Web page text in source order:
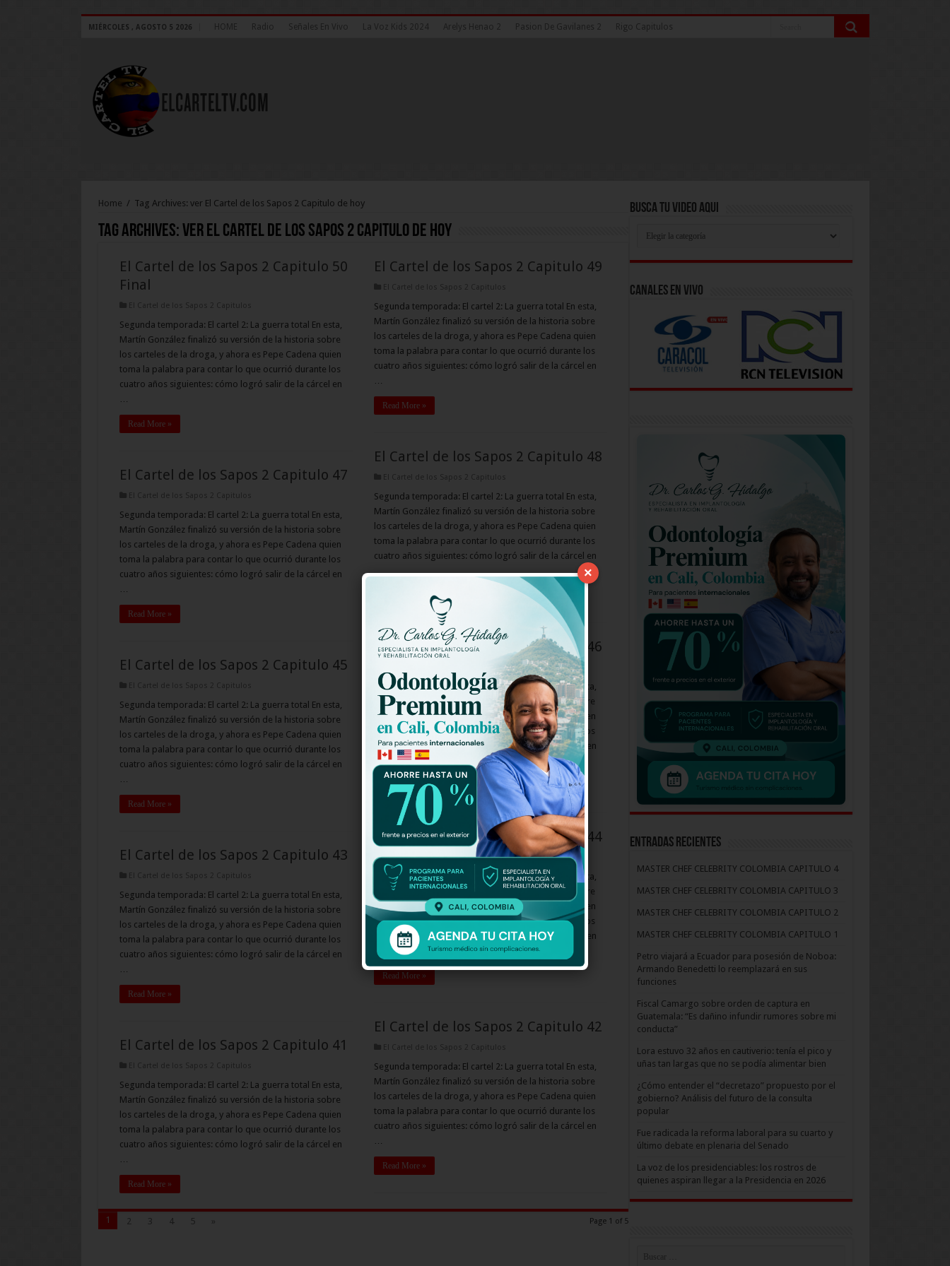
MIÉRCOLES , AGOSTO 5 2026 HOME Radio Señales En Vivo La Voz Kids 2024 Arelys Henao 2 Pasion De Gavilanes 2 Rigo Capitulos
Home / Tag Archives: ver El Cartel de los Sapos 2 Capitulo de hoy
Tag Archives: ver El Cartel de los Sapos 2 Capitulo de hoy
El Cartel de los Sapos 2 Capitulo 50
Final
El Cartel de los Sapos 2 Capitulos
Segunda temporada: El cartel 2: La guerra total En esta,
Martín González finalizó su versión de la historia sobre
los carteles de la droga, y ahora es Pepe Cadena quien
toma la palabra para contar lo que ocurrió durante los
cuatro años siguientes: cómo logró salir de la cárcel en
…
Read More »
El Cartel de los Sapos 2 Capitulo 49
El Cartel de los Sapos 2 Capitulos
Segunda temporada: El cartel 2: La guerra total En esta,
Martín González finalizó su versión de la historia sobre
los carteles de la droga, y ahora es Pepe Cadena quien
toma la palabra para contar lo que ocurrió durante los
cuatro años siguientes: cómo logró salir de la cárcel en
…
Read More »
El Cartel de los Sapos 2 Capitulo 48
El Cartel de los Sapos 2 Capitulos
Segunda temporada: El cartel 2: La guerra total En esta,
Martín González finalizó su versión de la historia sobre
los carteles de la droga, y ahora es Pepe Cadena quien
toma la palabra para contar lo que ocurrió durante los
cuatro años siguientes: cómo logró salir de la cárcel en
…
El Cartel de los Sapos 2 Capitulo 47
El Cartel de los Sapos 2 Capitulos
Segunda temporada: El cartel 2: La guerra total En esta,
Martín González finalizó su versión de la historia sobre
los carteles de la droga, y ahora es Pepe Cadena quien
toma la palabra para contar lo que ocurrió durante los
cuatro años siguientes: cómo logró salir de la cárcel en
…
Read More »
El Cartel de los Sapos 2 Capitulo 46
El Cartel de los Sapos 2 Capitulos
Segunda temporada: El cartel 2: La guerra total En esta,
Martín González finalizó su versión de la historia sobre
los carteles de la droga, y ahora es Pepe Cadena quien
toma la palabra para contar lo que ocurrió durante los
cuatro años siguientes: cómo logró salir de la cárcel en
…
Read More »
El Cartel de los Sapos 2 Capitulo 45
El Cartel de los Sapos 2 Capitulos
Segunda temporada: El cartel 2: La guerra total En esta,
Martín González finalizó su versión de la historia sobre
los carteles de la droga, y ahora es Pepe Cadena quien
toma la palabra para contar lo que ocurrió durante los
cuatro años siguientes: cómo logró salir de la cárcel en
…
Read More »
El Cartel de los Sapos 2 Capitulo 44
El Cartel de los Sapos 2 Capitulos
Segunda temporada: El cartel 2: La guerra total En esta,
Martín González finalizó su versión de la historia sobre
los carteles de la droga, y ahora es Pepe Cadena quien
toma la palabra para contar lo que ocurrió durante los
cuatro años siguientes: cómo logró salir de la cárcel en
…
Read More »
El Cartel de los Sapos 2 Capitulo 43
El Cartel de los Sapos 2 Capitulos
Segunda temporada: El cartel 2: La guerra total En esta,
Martín González finalizó su versión de la historia sobre
los carteles de la droga, y ahora es Pepe Cadena quien
toma la palabra para contar lo que ocurrió durante los
cuatro años siguientes: cómo logró salir de la cárcel en
…
Read More »
El Cartel de los Sapos 2 Capitulo 42
El Cartel de los Sapos 2 Capitulos
Segunda temporada: El cartel 2: La guerra total En esta,
Martín González finalizó su versión de la historia sobre
los carteles de la droga, y ahora es Pepe Cadena quien
toma la palabra para contar lo que ocurrió durante los
cuatro años siguientes: cómo logró salir de la cárcel en
…
Read More »
El Cartel de los Sapos 2 Capitulo 41
El Cartel de los Sapos 2 Capitulos
Segunda temporada: El cartel 2: La guerra total En esta,
Martín González finalizó su versión de la historia sobre
los carteles de la droga, y ahora es Pepe Cadena quien
toma la palabra para contar lo que ocurrió durante los
cuatro años siguientes: cómo logró salir de la cárcel en
…
Read More »
Page 1 of 5
1 2 3 4 5 »
Busca Tu Video Aqui
Aqui
Canales En Vivo
Entradas recientes
MASTER CHEF CELEBRITY COLOMBIA CAPITULO 4
MASTER CHEF CELEBRITY COLOMBIA CAPITULO 3
MASTER CHEF CELEBRITY COLOMBIA CAPITULO 2
MASTER CHEF CELEBRITY COLOMBIA CAPITULO 1
Petro viajará a Ecuador para posesión de Noboa:
Armando Benedetti lo reemplazará en sus
funciones
Fiscal Camargo sobre orden de captura en
Guatemala: “Es dañino infundir rumores sobre mi
conducta”
Lora estuvo 32 años en cautiverio: tenía el pico y
uñas tan largas que no se podía alimentar bien
¿Cómo entender el “decretazo” propuesto por el
gobierno? Análisis del futuro de la consulta
popular
Fue radicada la reforma laboral para su cuarto y
último debate en plenaria del Senado
La voz de los presidenciables: los rostros de
quienes aspiran llegar a la Presidencia en 2026
×